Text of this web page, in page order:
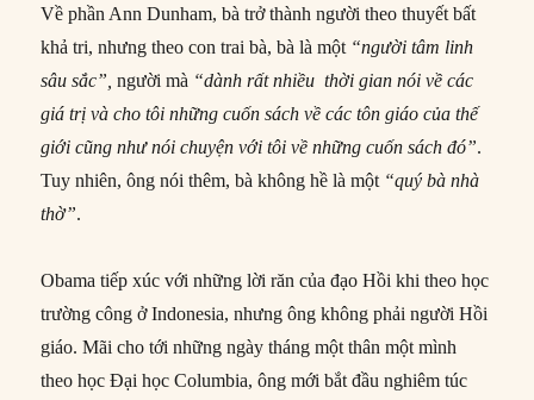
Về phần Ann Dunham, bà trở thành người theo thuyết bất
khả tri, nhưng theo con trai bà, bà là một “người tâm linh
sâu sắc”,người mà “dành rất nhiều thời gian nói về các
giá trị và cho tôi những cuốn sách về các tôn giáo của thế
giới cũng như nói chuyện với tôi về những cuốn sách đó”.
Tuy nhiên, ông nói thêm, bà không hề là một “quý bà nhà
thờ”.
Obama tiếp xúc với những lời răn của đạo Hồi khi theo học
trường công ở Indonesia, nhưng ông không phải người Hồi
giáo. Mãi cho tới những ngày tháng một thân một mình
theo học Đại học Columbia, ông mới bắt đầu nghiêm túc